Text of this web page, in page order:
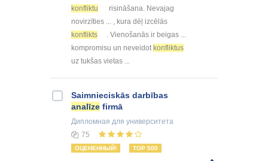
konfliktu
risināšana. Nevajag
novirzīties ... , kura dēļ izcēlās
konflikts
. Vienošanās ir beigas ...
kompromisu un neveidot konfliktus
uz tukšas vietas ...
Saimnieciskās darbības
analīze firmā
Дипломная для университета
75
ОЦЕНЕННЫЙ! TOP 500